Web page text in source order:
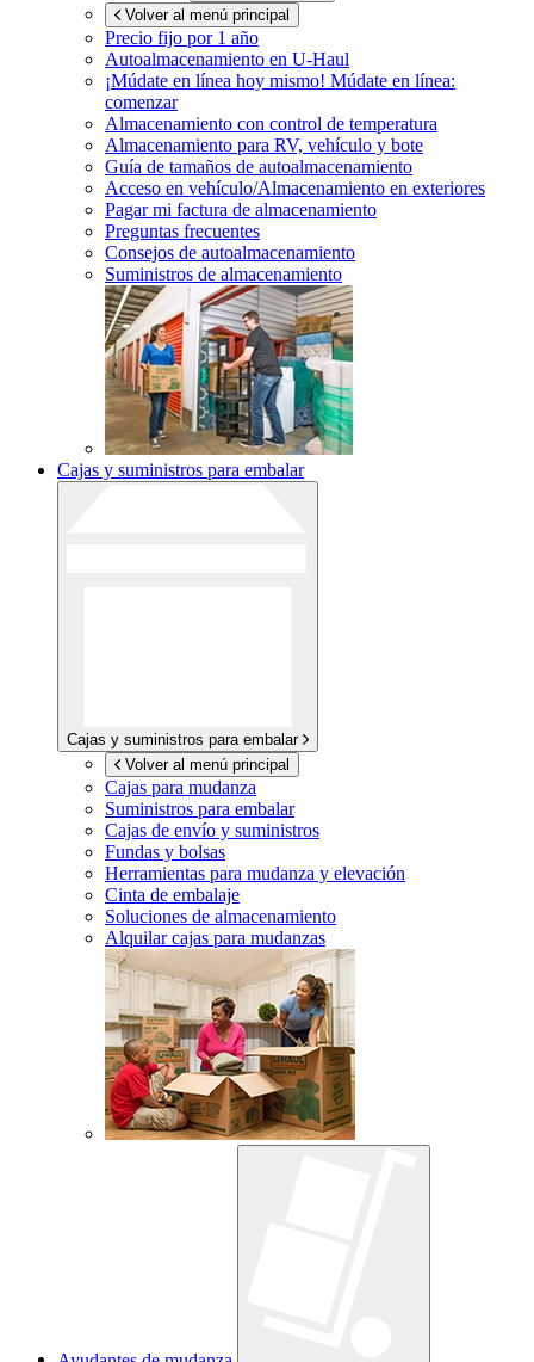
Volver al menú principal
Precio fijo por 1 año
Autoalmacenamiento en U-Haul
¡Múdate en línea hoy mismo! Múdate en línea:
comenzar
Almacenamiento con control de temperatura
Almacenamiento para RV, vehículo y bote
Guía de tamaños de autoalmacenamiento
Acceso en vehículo/Almacenamiento en exteriores
Pagar mi factura de almacenamiento
Preguntas frecuentes
Consejos de autoalmacenamiento
Suministros de almacenamiento
Cajas y suministros para embalar
Cajas y suministros para embalar
Volver al menú principal
Cajas para mudanza
Suministros para embalar
Cajas de envío y suministros
Fundas y bolsas
Herramientas para mudanza y elevación
Cinta de embalaje
Soluciones de almacenamiento
Alquilar cajas para mudanzas